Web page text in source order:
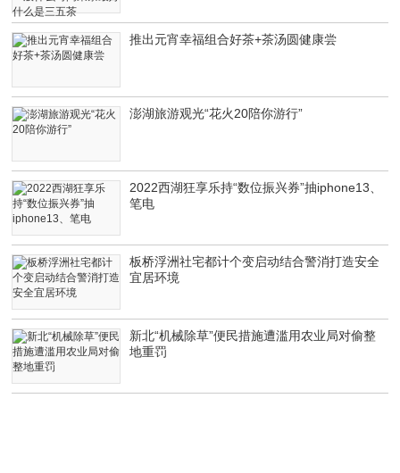
推出元宵幸福组合好茶+茶汤圆健康尝
澎湖旅游观光“花火20陪你游行”
2022西湖狂享乐持“数位振兴券”抽iphone13、
笔电
板桥浮洲社宅都计个变启动结合警消打造安全
宜居环境
新北“机械除草”便民措施遭滥用农业局对偷整
地重罚